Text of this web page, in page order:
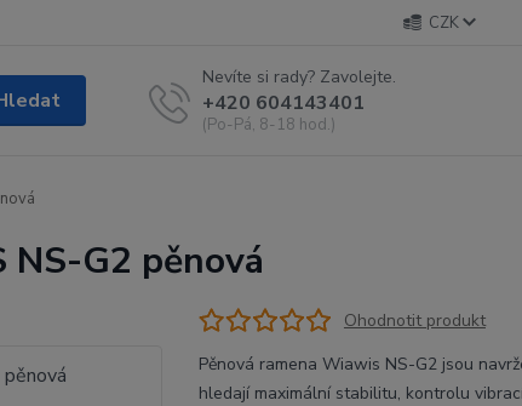
CZK
Nevíte si rady? Zavolejte.
+420 604143401
(Po-Pá, 8-18 hod.)
G2 pěnová
Ohodnotit produkt
Pěnová ramena Wiawis NS-G2 jsou
hledají maximální stabilitu, kontrolu